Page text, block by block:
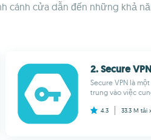
cửa dẫn đến những khả
2. Secure VPN
Secure VPN là
trung vào việc
4.3 33.3 M tải